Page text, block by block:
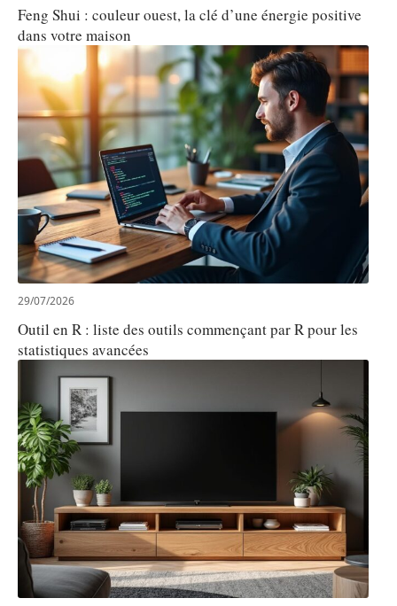
Feng Shui : couleur ouest, la clé d’une énergie positive
dans votre maison
29/07/2026
Outil en R : liste des outils commençant par R pour les
statistiques avancées